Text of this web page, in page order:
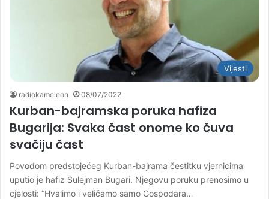
Vijesti
radiokameleon 08/07/2022
Kurban-bajramska poruka hafiza
Bugarija: Svaka čast onome ko čuva
svačiju čast
Povodom predstojećeg Kurban-bajrama čestitku vjernicima
uputio je hafiz Sulejman Bugari. Njegovu poruku prenosimo u
cjelosti: “Hvalimo i veličamo samo Gospodara…